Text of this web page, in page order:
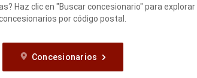
Haz clic en "Buscar concesionario" para
por código postal.
Concesionarios